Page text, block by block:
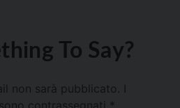
To Say?
non sarà pubblicato.
contrassegnati *